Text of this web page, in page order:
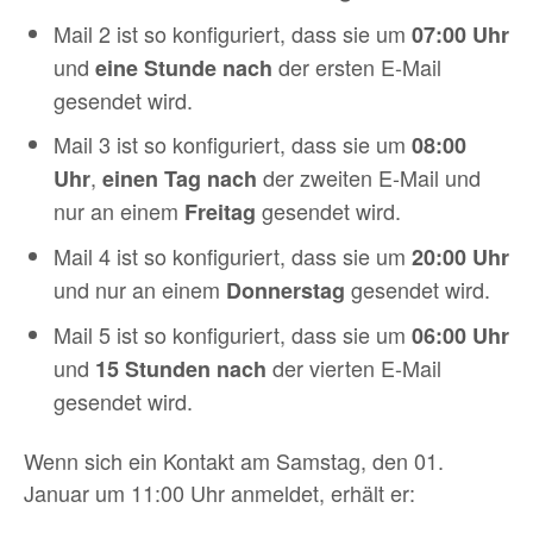
Mail 2 ist so konfiguriert, dass sie um 07:00 Uhr
und eine Stunde nach der ersten E-Mail
gesendet wird.
Mail 3 ist so konfiguriert, dass sie um 08:00
Uhr, einen Tag nach der zweiten E-Mail und
nur an einem Freitag gesendet wird.
Mail 4 ist so konfiguriert, dass sie um 20:00 Uhr
und nur an einem Donnerstag gesendet wird.
Mail 5 ist so konfiguriert, dass sie um 06:00 Uhr
und 15 Stunden nach der vierten E-Mail
gesendet wird.
Wenn sich ein Kontakt am Samstag, den 01.
Januar um 11:00 Uhr anmeldet, erhält er: